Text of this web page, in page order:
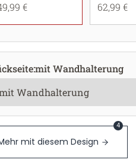
€
62,99 €
:mit Wandhalterung
mit diesem Design
4